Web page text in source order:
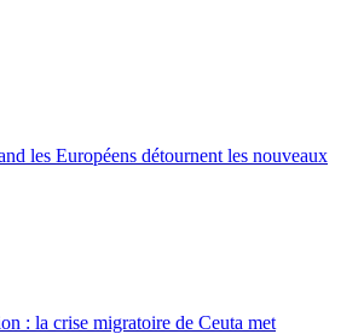
les Européens détournent les nouveaux
: la crise migratoire de Ceuta met